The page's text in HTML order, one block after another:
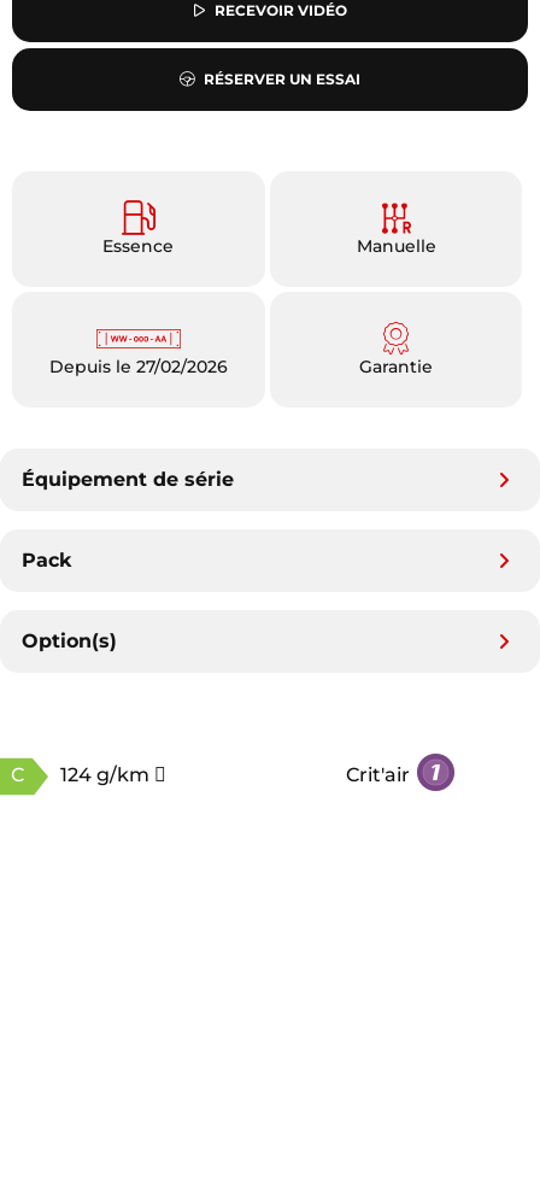
RECEVOIR VIDÉO
RÉSERVER UN ESSAI
Essence Manuelle
Depuis le 27/02/2026 Garantie
Équipement de série
Pack
Option(s)
C 124 g/km Crit'air